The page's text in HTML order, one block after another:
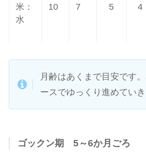
米：
水
10
7
5
4
月齢はあくまで目安です
ースでゆっくり進めていき
ゴックン期 5～6か月ごろ